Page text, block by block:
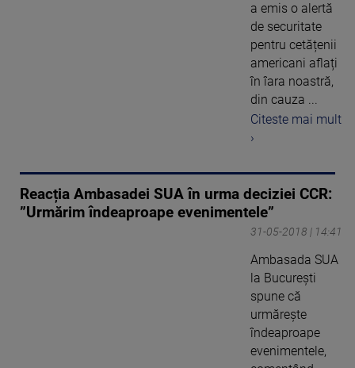
a emis o alertă
de securitate
pentru cetățenii
americani aflați
în îara noastră,
din cauza ...
Citeste mai mult
›
Reacția Ambasadei SUA în urma deciziei CCR:
”Urmărim îndeaproape evenimentele”
31-05-2018 | 14:41
Ambasada SUA
la Bucureşti
spune că
urmăreşte
îndeaproape
evenimentele,